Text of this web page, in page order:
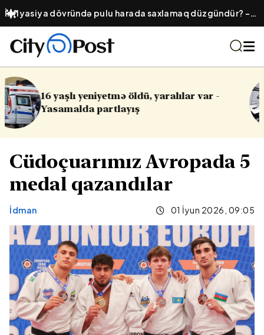
İnflyasiya dövründə pulu harada saxlamaq düzgündür? –
Ənənəvi əmanət, yoxsa qızıl?
yaralılar var -
Cinayət işləri ilə bağlı
Cüdoçuarımız Avropada 5
medal qazandılar
İdman 01 İyun 2026, 09:05